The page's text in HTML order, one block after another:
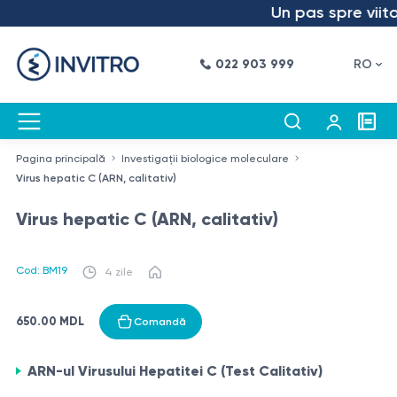
Un pas spre
022 903 999 RO
Pagina principală
Investigații biologice moleculare
Virus hepatic C (ARN, calitativ)
Virus hepatic C (ARN, calitativ)
Cod: BM19 4 zile
650.00 MDL Comandă
ARN-ul Virusului Hepatitei C (Test Calitativ)